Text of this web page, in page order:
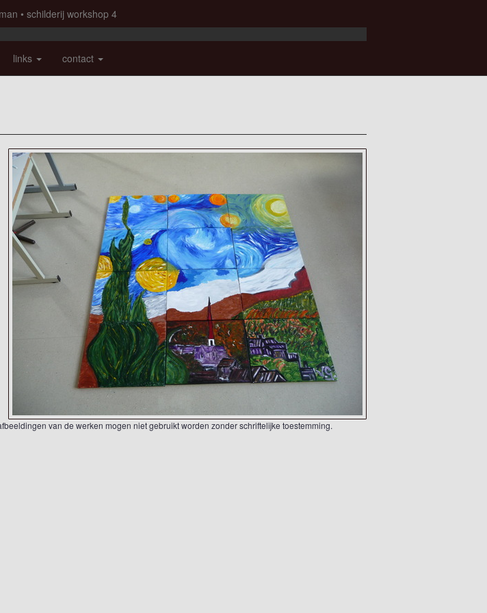
schilderij workshop 4
links contact
van de werken mogen niet gebruikt worden zonder schriftelijke toestemming.